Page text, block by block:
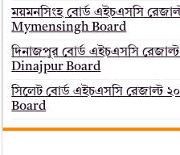
ময়মনসিংহ বোর্ড এইচএসসি
Mymensingh Board
দিনাজপুর বোর্ড এইচএসসি
Dinajpur Board
সিলেট বোর্ড এইচএসসি রেজাল্ট
Board